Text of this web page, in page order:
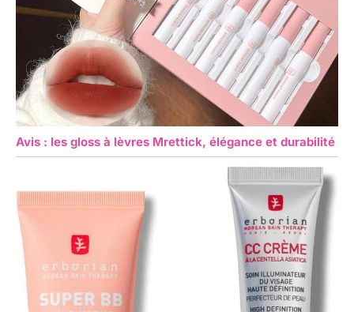
Avis : les gloss à lèvres Mrettick, élégance et durabilité